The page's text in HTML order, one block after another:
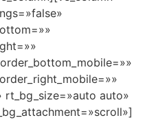
rt_bg_size=»auto auto»